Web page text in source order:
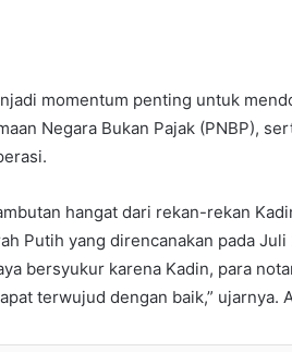
momentum penting untuk
Negara Bukan Pajak (PNBP),
hangat dari rekan-rekan
Putih yang direncanakan pada
bersyukur karena Kadin, para
terwujud dengan baik,” ujarnya.